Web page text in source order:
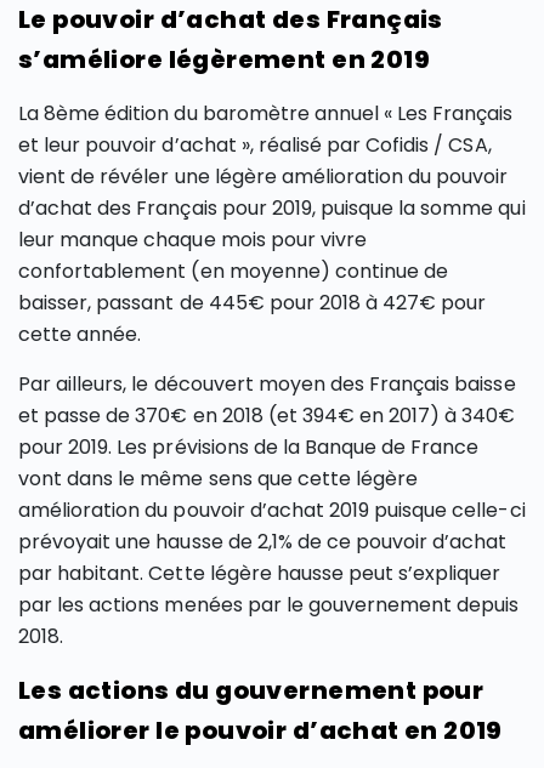
Le pouvoir d’achat des Français
s’améliore légèrement en 2019
La 8ème édition du baromètre annuel « Les Français
et leur pouvoir d’achat », réalisé par Cofidis / CSA,
vient de révéler une légère amélioration du pouvoir
d’achat des Français pour 2019, puisque la somme qui
leur manque chaque mois pour vivre
confortablement (en moyenne) continue de
baisser, passant de 445€ pour 2018 à 427€ pour
cette année.
Par ailleurs, le découvert moyen des Français baisse
et passe de 370€ en 2018 (et 394€ en 2017) à 340€
pour 2019. Les prévisions de la Banque de France
vont dans le même sens que cette légère
amélioration du pouvoir d’achat 2019 puisque celle-ci
prévoyait une hausse de 2,1% de ce pouvoir d’achat
par habitant. Cette légère hausse peut s’expliquer
par les actions menées par le gouvernement depuis
2018.
Les actions du gouvernement pour
améliorer le pouvoir d’achat en 2019